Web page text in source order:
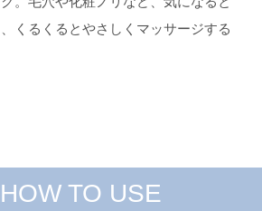
くるくるとやさしくマッサージする
HOW TO USE